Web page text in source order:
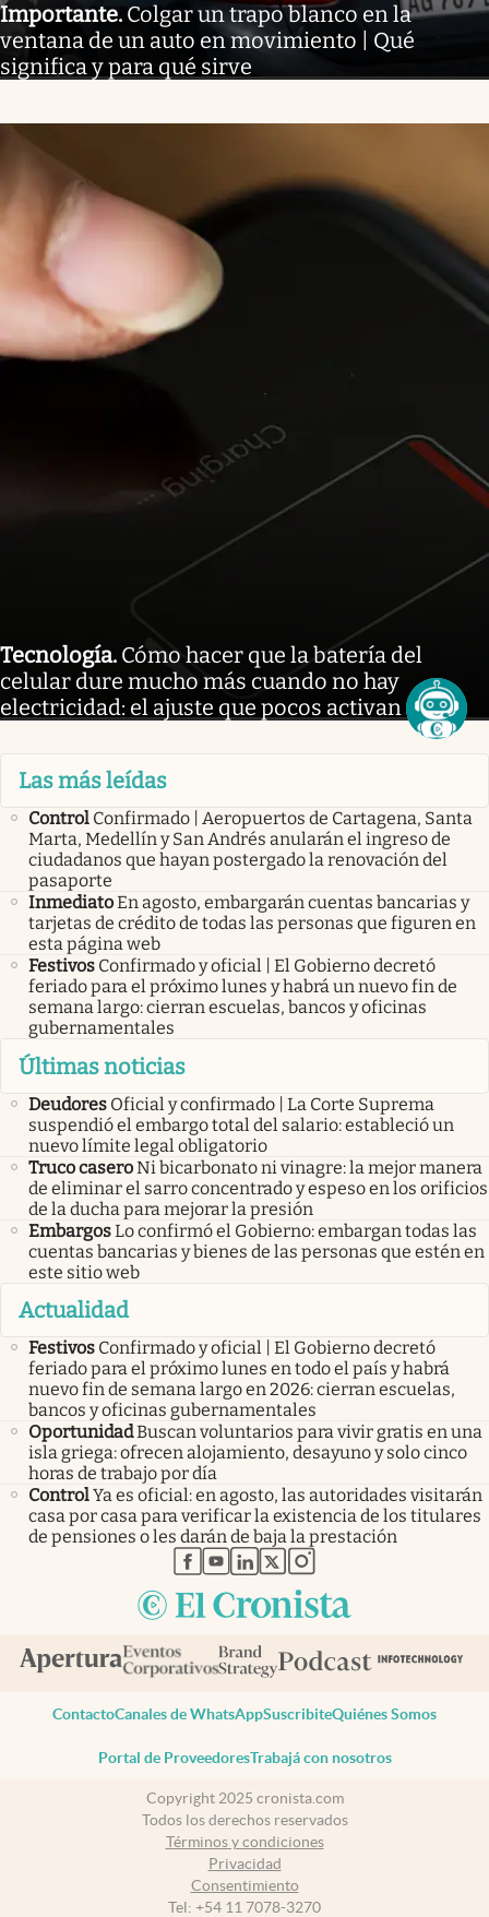
Importante. Colgar un trapo blanco en la
ventana de un auto en movimiento | Qué
significa y para qué sirve
Tecnología. Cómo hacer que la batería del
celular dure mucho más cuando no hay
electricidad: el ajuste que pocos activan
Las más leídas
Control Confirmado | Aeropuertos de Cartagena, Santa
Marta, Medellín y San Andrés anularán el ingreso de
ciudadanos que hayan postergado la renovación del
pasaporte
InmediatoEn agosto, embargarán cuentas bancarias y
tarjetas de crédito de todas las personas que figuren en
esta página web
Festivos Confirmado y oficial | El Gobierno decretó
feriado para el próximo lunes y habrá un nuevo fin de
semana largo: cierran escuelas, bancos y oficinas
gubernamentales
Últimas noticias
Deudores Oficial y confirmado | La Corte Suprema
suspendió el embargo total del salario: estableció un
nuevo límite legal obligatorio
Truco caseroNi bicarbonato ni vinagre: la mejor manera
de eliminar el sarro concentrado y espeso en los orificios
de la ducha para mejorar la presión
EmbargosLo confirmó el Gobierno: embargan todas las
cuentas bancarias y bienes de las personas que estén en
este sitio web
Actualidad
Festivos Confirmado y oficial | El Gobierno decretó
feriado para el próximo lunes en todo el país y habrá
nuevo fin de semana largo en 2026: cierran escuelas,
bancos y oficinas gubernamentales
OportunidadBuscan voluntarios para vivir gratis en una
isla griega: ofrecen alojamiento, desayuno y solo cinco
horas de trabajo por día
ControlYa es oficial: en agosto, las autoridades visitarán
casa por casa para verificar la existencia de los titulares
de pensiones o les darán de baja la prestación
abre en nueva pestaña
abre en nueva pestaña
abre en nueva pestaña
abre en nueva pestaña
abre en nueva pestaña
ContactoCanales de WhatsAppSuscribiteQuiénes Somos
Portal de ProveedoresTrabajá con nosotros
Copyright 2025 cronista.com
Todos los derechos reservados
Términos y condiciones
Privacidad
Consentimiento
Tel: +54 11 7078-3270